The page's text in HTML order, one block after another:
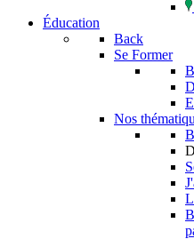
Éducation
Back
Se Former
Nos